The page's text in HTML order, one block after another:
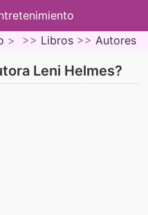
> >> Libros >> Autores
Leni Helmes?